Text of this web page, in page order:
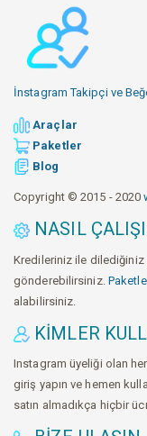
İnstagram Takipçi ve
Araçlar
Paketler
Blog
Copyright © 2015 - 2020
NASIL
Kredileriniz ile dilediğiniz
gönderebilirsiniz.
alabilirsiniz.
KIMLER
Instagram üyeliği olan
giriş yapın ve hemen
satın almadıkça hiçbir